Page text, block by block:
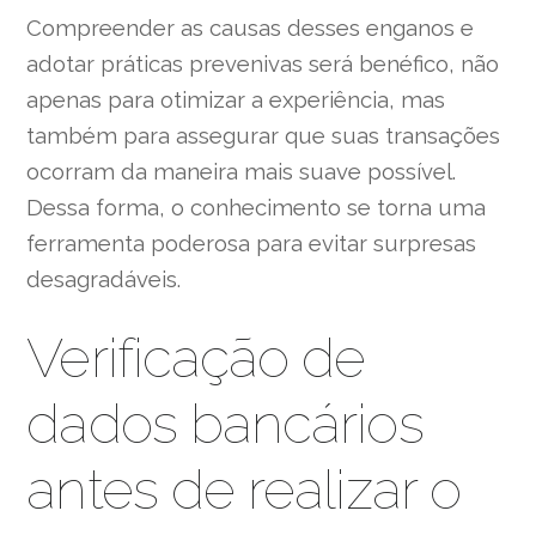
Compreender as causas desses enganos e
adotar práticas prevenivas será benéfico, não
apenas para otimizar a experiência, mas
também para assegurar que suas transações
ocorram da maneira mais suave possível.
Dessa forma, o conhecimento se torna uma
ferramenta poderosa para evitar surpresas
desagradáveis.
Verificação de
dados bancários
antes de realizar o